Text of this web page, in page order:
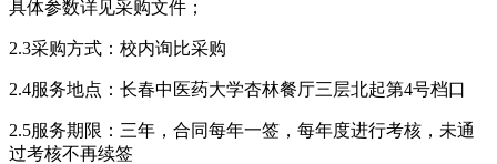
具体参数详见采购文件；
2.3采购方式：校内询比采购
2.4服务地点：长春中医药大学杏林餐厅三层北起第4号档口
2.5服务期限：三年，合同每年一签，每年度进行考核，未通
过考核不再续签